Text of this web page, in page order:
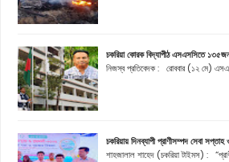
চকরিয়া কোরক বিদ্যাপীঠ এসএসসিতে
নিজস্ব প্রতিবেদক : রোববার (১২ মে)
চকরিয়ায় দিনব্যাপী প্রাণীসম্পদ সেবা
শাহজালাল শাহেদ (চকরিয়া টাইমস) :